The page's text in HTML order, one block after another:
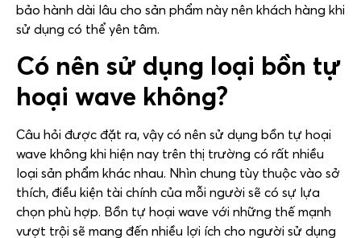
bảo hành dài lâu cho sản phẩm này nên khách hàng khi
sử dụng có thể yên tâm.
Có nên sử dụng loại bồn tự
hoại wave không?
Câu hỏi được đặt ra, vậy có nên sử dụng bồn tự hoại
wave không khi hiện nay trên thị trường có rất nhiều
loại sản phẩm khác nhau. Nhìn chung tùy thuộc vào sở
thích, điều kiện tài chính của mỗi người sẽ có sự lựa
chọn phù hợp. Bồn tự hoại wave với những thế mạnh
vượt trội sẽ mang đến nhiều lợi ích cho người sử dụng